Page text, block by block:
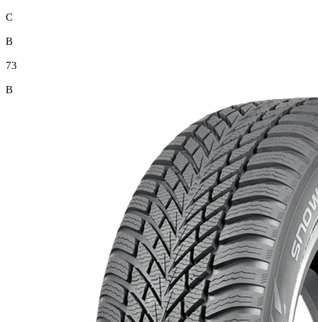
C
B
73
B